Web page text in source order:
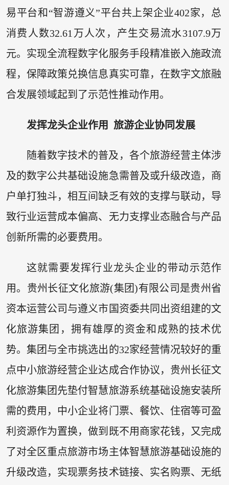
易平台和“智游遵义”平台共上架企业402家，总
消费人数32.61万人次，产生交易流水3107.9万
元。实现全流程数字化服务手段精准嵌入施政流
程，保障政策兑换信息真实可靠，在数字文旅融
合发展领域起到了示范性推动作用。
发挥龙头企业作用 旅游企业协同发展
随着数字技术的普及，各个旅游经营主体涉
及的数字公共基础设施急需普及或升级改造，商
户单打独斗，相互间缺乏有效的支撑与联动，导
致行业运营成本偏高、无力支撑业态融合与产品
创新所需的必要费用。
这就需要发挥行业龙头企业的带动示范作
用。贵州长征文化旅游(集团)有限公司是贵州省
资本运营公司与遵义市国资委共同出资组建的文
化旅游集团，拥有雄厚的资金和成熟的技术优
势。集团与全市挑选出的32家经营情况较好的重
点中小旅游经营企业达成合作协议，贵州长征文
化旅游集团先垫付智慧旅游系统基础设施安装所
需的费用，中小企业将门票、餐饮、住宿等可盈
利资源作为置换，做到既不用商家花钱，又完成
了对全区重点旅游市场主体智慧旅游基础设施的
升级改造，实现票务技术链接、实名购票、无纸